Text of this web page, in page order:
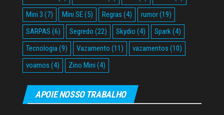
Mini 3 (7) Mini SE(5) Regras (4) rumor(19)
SARPAS (6) Segredo (22) Skydio (4) Spark(4)
Tecnologia(9) Vazamento (11) vazamentos (10)
voamos (4) Zino Mini (4)
APOIE NOSSO TRABALHO